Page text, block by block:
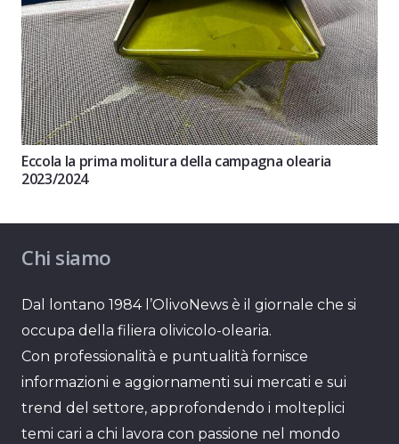
Eccola la prima molitura della campagna olearia
2023/2024
Chi siamo
Dal lontano 1984 l’OlivoNews è il giornale che si
occupa della filiera olivicolo-olearia.
Con professionalità e puntualità fornisce
informazioni e aggiornamenti sui mercati e sui
trend del settore, approfondendo i molteplici
temi cari a chi lavora con passione nel mondo